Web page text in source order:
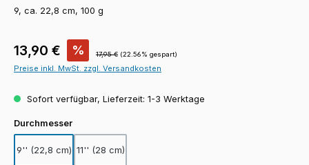
9, ca. 22,8 cm, 100 g
Verkaufspreis:
13,90 € % Regulärer Preis:
17,95 € (22.56% gespart)
Preise inkl. MwSt. zzgl. Versandkosten
Sofort verfügbar, Lieferzeit: 1-3 Werktage
Durchmesserauswählen
9'' (22,8 cm) 11'' (28 cm)